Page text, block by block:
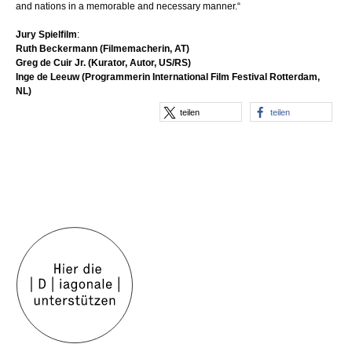
and nations in a memorable and necessary manner.“
Jury Spielfilm:
Ruth Beckermann (Filmemacherin, AT)
Greg de Cuir Jr. (Kurator, Autor, US/RS)
Inge de Leeuw (Programmerin International Film Festival Rotterdam,
NL)
teilen teilen